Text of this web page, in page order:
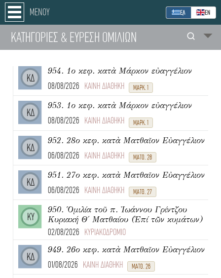
ΜΕΝΟΥ ΕΛ ΕΝ
ΚΑΤΗΓΟΡΙΕΣ & ΕΥΡΕΣΗ ΟΜΙΛΙΩΝ
ΚΔ
954. 1ο κεφ. κατὰ Μάρκον εὐαγγέλιον
08/08/2026 ΚΑΙΝΗ ΔΙΑΘΗΚΗ ΜΑΡΚ. 1
ΚΔ
953. 1ο κεφ. κατὰ Μάρκον εὐαγγέλιον
08/08/2026 ΚΑΙΝΗ ΔΙΑΘΗΚΗ ΜΑΡΚ. 1
ΚΔ
952. 28ο κεφ. κατὰ Ματθαῖον Εὐαγγέλιον
06/08/2026 ΚΑΙΝΗ ΔΙΑΘΗΚΗ ΜΑΤΘ. 28
ΚΔ
951. 27ο κεφ. κατὰ Ματθαῖον Εὐαγγέλιον
06/08/2026 ΚΑΙΝΗ ΔΙΑΘΗΚΗ ΜΑΤΘ. 27
ΚΥ
950. Ὁμιλία τοῦ π. Ἰωάννου Γρίντζου
Κυριακή Θ΄ Ματθαίου (Ἐπί τῶν κυμάτων)
02/08/2026 ΚΥΡΙΑΚΟΔΡΟΜΙΟ
ΚΔ
949. 26ο κεφ. κατὰ Ματθαῖον Εὐαγγέλιον
01/08/2026 ΚΑΙΝΗ ΔΙΑΘΗΚΗ ΜΑΤΘ. 26